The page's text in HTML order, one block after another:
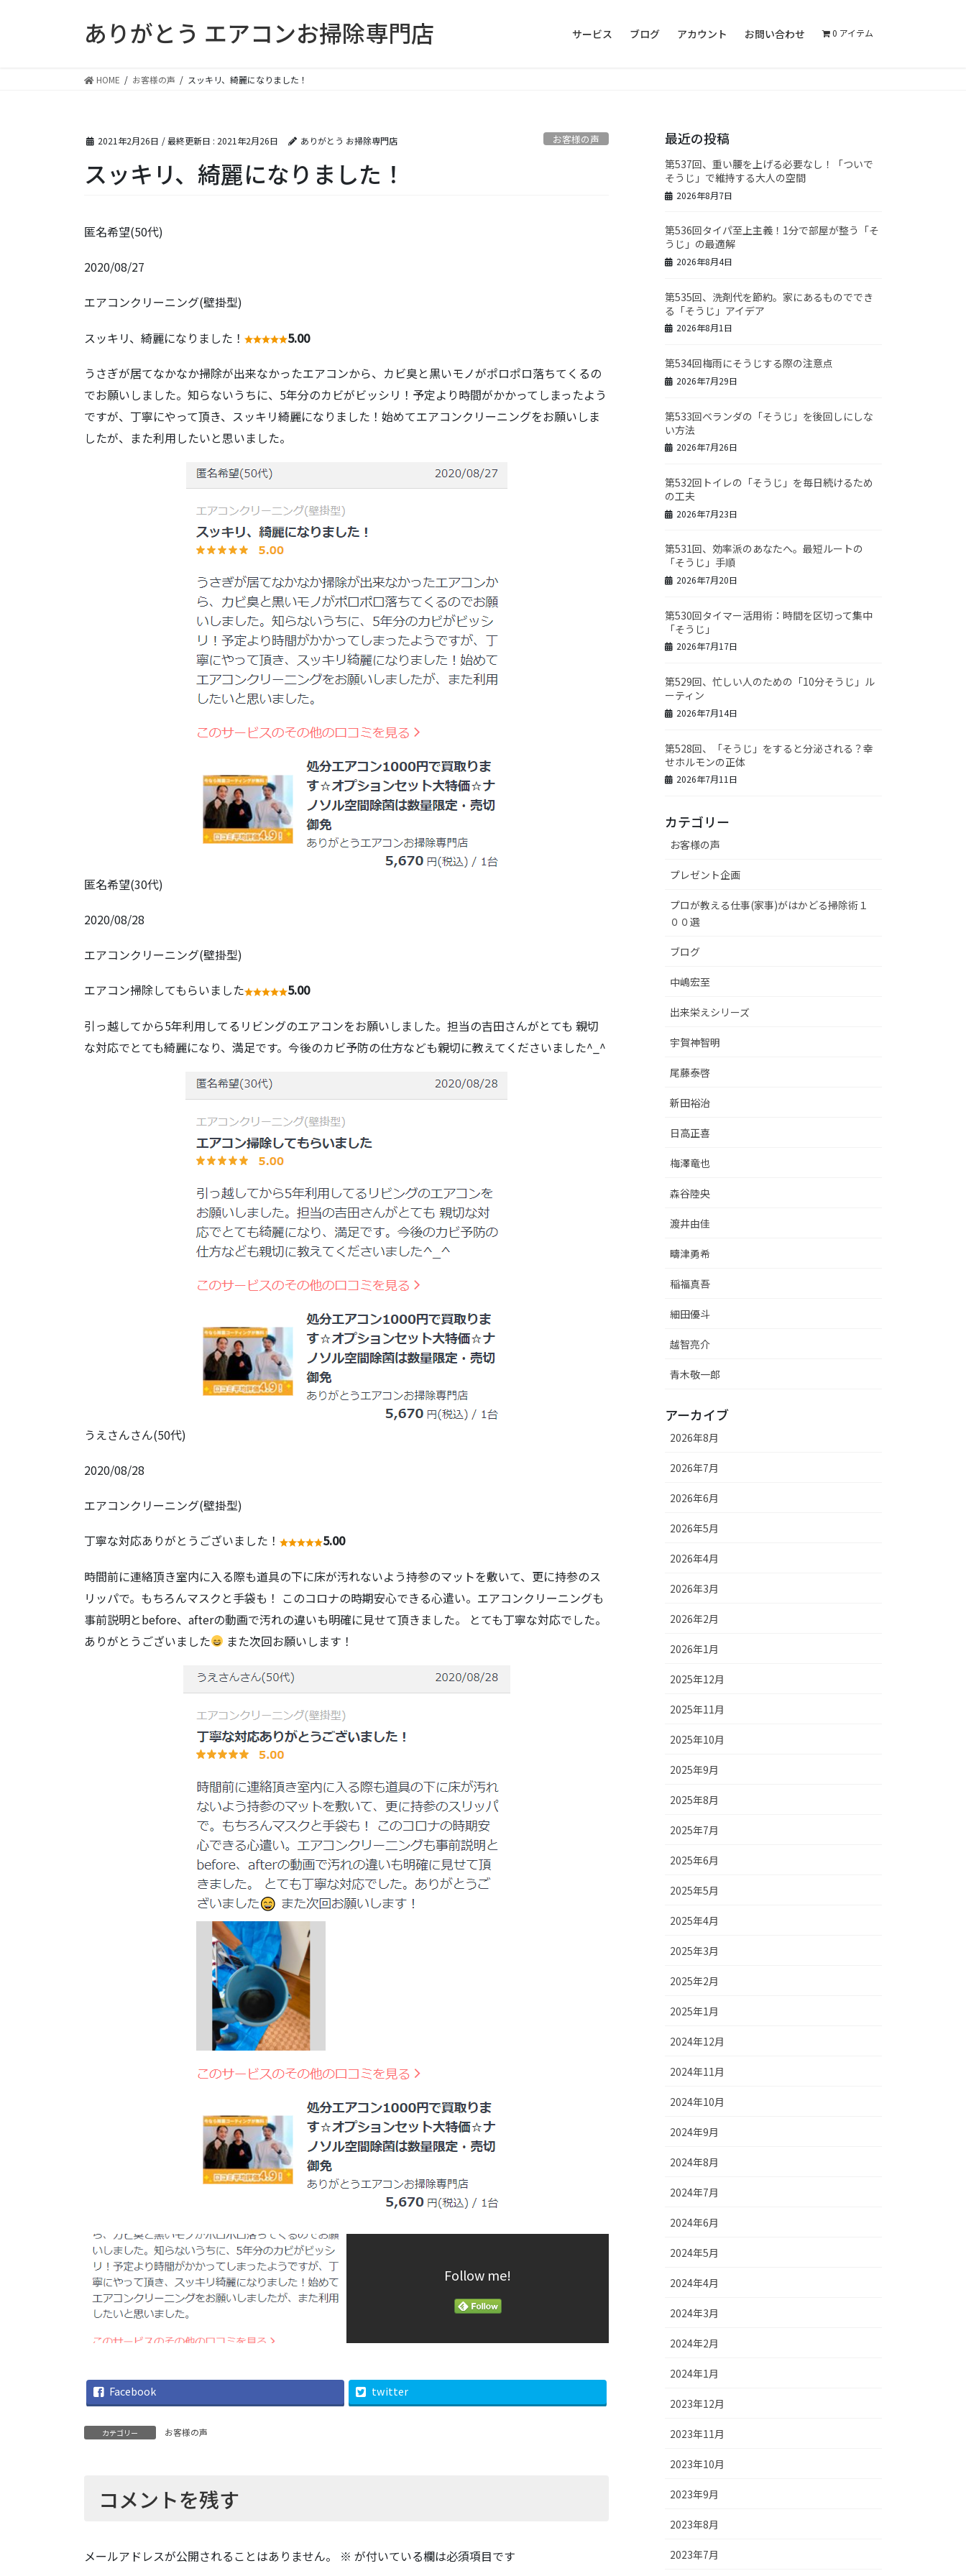
ありがとう エアコンお掃除専門店 サービス ブログ アカウント お問い合わせ 0 アイテム
HOME お客様の声 スッキリ、綺麗になりました！
2021年2月26日 / 最終更新日 : 2021年2月26日 ありがとう お掃除専門店 お客様の声
スッキリ、綺麗になりました！
匿名希望(50代)
2020/08/27
エアコンクリーニング(壁掛型)
スッキリ、綺麗になりました！ 5.00
うさぎが居てなかなか掃除が出来なかったエアコンから、カビ臭と黒いモノがポロポロ落ちてくるの
でお願いしました。知らないうちに、5年分のカビがビッシリ！予定より時間がかかってしまったよう
ですが、丁寧にやって頂き、スッキリ綺麗になりました！始めてエアコンクリーニングをお願いしま
したが、また利用したいと思いました。
匿名希望(30代)
2020/08/28
エアコンクリーニング(壁掛型)
エアコン掃除してもらいました 5.00
引っ越してから5年利用してるリビングのエアコンをお願いしました。担当の吉田さんがとても 親切
な対応でとても綺麗になり、満足です。今後のカビ予防の仕方なども親切に教えてくださいました^_^
うえさんさん(50代)
2020/08/28
エアコンクリーニング(壁掛型)
丁寧な対応ありがとうございました！ 5.00
時間前に連絡頂き室内に入る際も道具の下に床が汚れないよう持参のマットを敷いて、更に持参のス
リッパで。もちろんマスクと手袋も！ このコロナの時期安心できる心遣い。エアコンクリーニングも
事前説明とbefore、afterの動画で汚れの違いも明確に見せて頂きました。 とても丁寧な対応でした。
ありがとうございました
また次回お願いします！
Follow me!
Facebook twitter
カテゴリー お客様の声
コメントを残す
メールアドレスが公開されることはありません。 ※ が付いている欄は必須項目です
最近の投稿
第537回、重い腰を上げる必要なし！「ついで
そうじ」で維持する大人の空間
2026年8月7日
第536回タイパ至上主義！1分で部屋が整う「そ
うじ」の最適解
2026年8月4日
第535回、洗剤代を節約。家にあるものででき
る「そうじ」アイデア
2026年8月1日
第534回梅雨にそうじする際の注意点
2026年7月29日
第533回ベランダの「そうじ」を後回しにしな
い方法
2026年7月26日
第532回トイレの「そうじ」を毎日続けるため
の工夫
2026年7月23日
第531回、効率派のあなたへ。最短ルートの
「そうじ」手順
2026年7月20日
第530回タイマー活用術：時間を区切って集中
「そうじ」
2026年7月17日
第529回、忙しい人のための「10分そうじ」ル
ーティン
2026年7月14日
第528回、「そうじ」をすると分泌される？幸
せホルモンの正体
2026年7月11日
カテゴリー
お客様の声
プレゼント企画
プロが教える仕事(家事)がはかどる掃除術１
００選
ブログ
中嶋宏至
出来栄えシリーズ
宇賀神智明
尾藤泰啓
新田裕治
日高正喜
梅澤竜也
森谷陸央
渡井由佳
疇津勇希
稲福真吾
細田優斗
越智亮介
青木敬一郎
アーカイブ
2026年8月
2026年7月
2026年6月
2026年5月
2026年4月
2026年3月
2026年2月
2026年1月
2025年12月
2025年11月
2025年10月
2025年9月
2025年8月
2025年7月
2025年6月
2025年5月
2025年4月
2025年3月
2025年2月
2025年1月
2024年12月
2024年11月
2024年10月
2024年9月
2024年8月
2024年7月
2024年6月
2024年5月
2024年4月
2024年3月
2024年2月
2024年1月
2023年12月
2023年11月
2023年10月
2023年9月
2023年8月
2023年7月